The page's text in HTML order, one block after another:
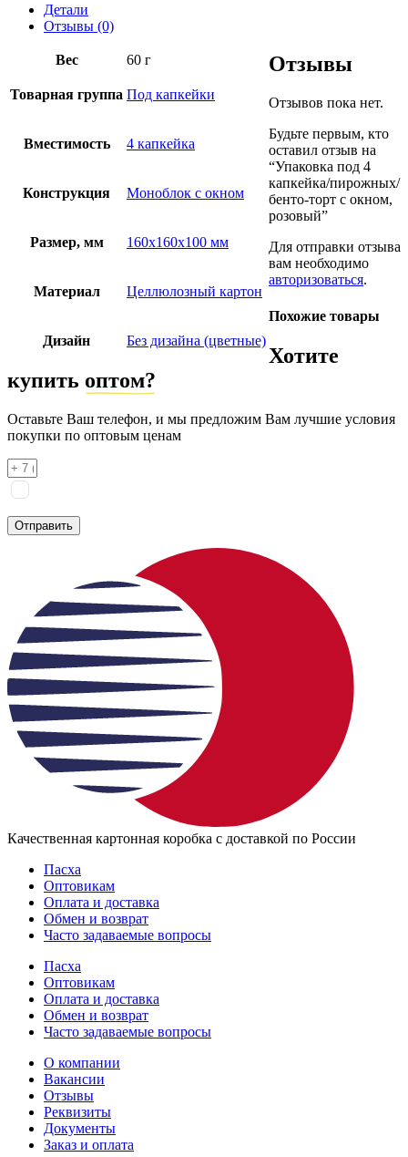
Детали
Отзывы (0)
Вес 60 г
Товарная группа Под капкейки
Вместимость 4 капкейка
Конструкция Моноблок с окном
Размер, мм 160х160х100 мм
Материал Целлюлозный картон
Дизайн Без дизайна (цветные)
Отзывы
Отзывов пока нет.
Будьте первым, кто
оставил отзыв на
“Упаковка под 4
капкейка/пирожных/
бенто-торт с окном,
розовый”
Для отправки отзыва
вам необходимо
авторизоваться.
Похожие товары
Хотите
купить оптом?
Оставьте Ваш телефон, и мы предложим Вам лучшие условия
покупки по оптовым ценам
Отправить
Качественная картонная коробка с доставкой по России
Пасха
Оптовикам
Оплата и доставка
Обмен и возврат
Часто задаваемые вопросы
Пасха
Оптовикам
Оплата и доставка
Обмен и возврат
Часто задаваемые вопросы
О компании
Вакансии
Отзывы
Реквизиты
Документы
Заказ и оплата